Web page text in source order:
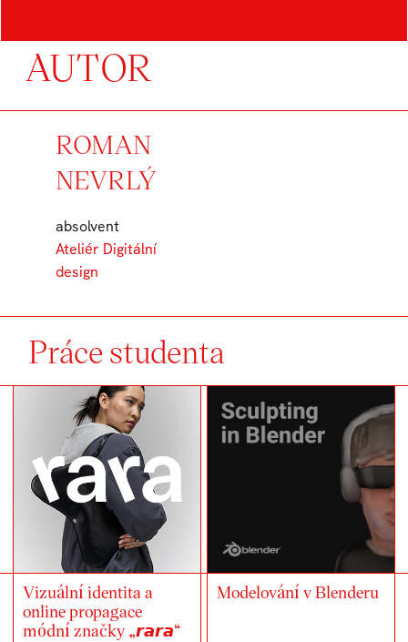
AUTOR
ROMAN
NEVRLÝ
absolvent
Ateliér Digitální
design
Práce studenta
Vizuální identita a
online propagace
módní značky „𝙧𝙖𝙧𝙖“
Modelování v Blenderu